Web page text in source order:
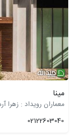
مینا
معماران رویداد :
02122603040